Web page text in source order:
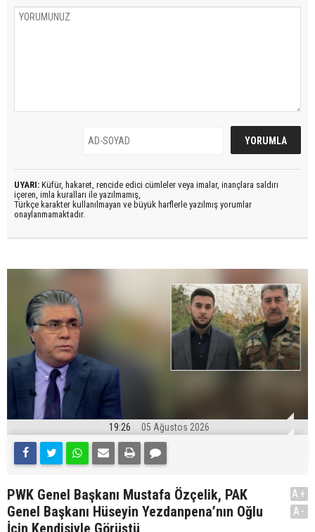
UYARI: Küfür, hakaret, rencide edici cümleler veya imalar, inançlara saldırı
içeren, imla kuralları ile yazılmamış,
Türkçe karakter kullanılmayan ve büyük harflerle yazılmış yorumlar
onaylanmamaktadır.
19:26 05 Ağustos 2026
PWK Genel Başkanı Mustafa Özçelik, PAK
Genel Başkanı Hüseyin Yezdanpena’nın Oğlu
İçin Kendisiyle Görüştü
A+
A-